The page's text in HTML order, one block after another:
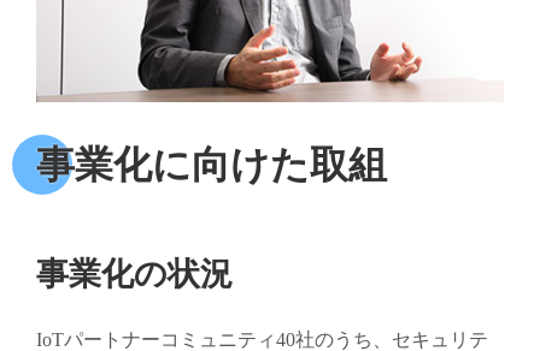
事業化に向けた取組
事業化の状況
IoTパートナーコミュニティ40社のうち、セキュリテ